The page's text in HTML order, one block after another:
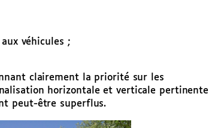
véhicules ;
clairement la priorité sur les
horizontale et verticale pertinente
peut-être superflus.